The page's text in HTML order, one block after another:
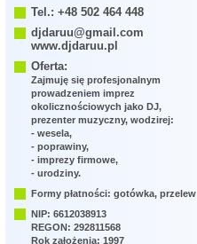
Tel.: +48 502 464 448
djdaruu@gmail.com
www.djdaruu.pl
Oferta:
Zajmuję się profesjonalnym
prowadzeniem imprez
okolicznościowych jako DJ,
prezenter muzyczny, wodzirej:
- wesela,
- poprawiny,
- imprezy firmowe,
- urodziny.
Formy płatności: gotówka, przelew
NIP: 6612038913
REGON: 292811568
Rok założenia: 1997